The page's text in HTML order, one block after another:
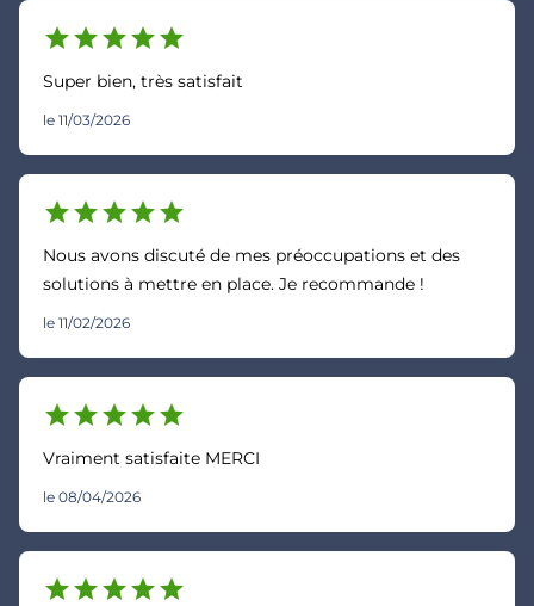
starstarstarstarstar
Super bien, très satisfait
le 11/03/2026
starstarstarstarstar
Nous avons discuté de mes préoccupations et des
solutions à mettre en place. Je recommande !
le 11/02/2026
starstarstarstarstar
Vraiment satisfaite MERCI
le 08/04/2026
starstarstarstarstar